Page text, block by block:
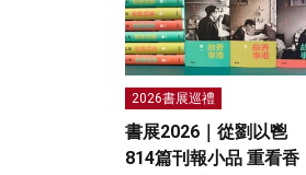
2026書展巡禮
書展2026｜從劉以鬯
814篇刊報小品 重看香